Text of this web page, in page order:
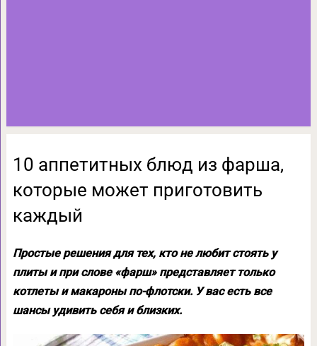
10 аппетитных блюд из фарша,
которые может приготовить
каждый
Простые решения для тех, кто не любит стоять у
плиты и при слове «фарш» представляет только
котлеты и макароны по-флотски. У вас есть все
шансы удивить себя и близких.